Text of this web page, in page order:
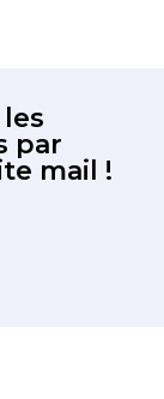
par
mail !